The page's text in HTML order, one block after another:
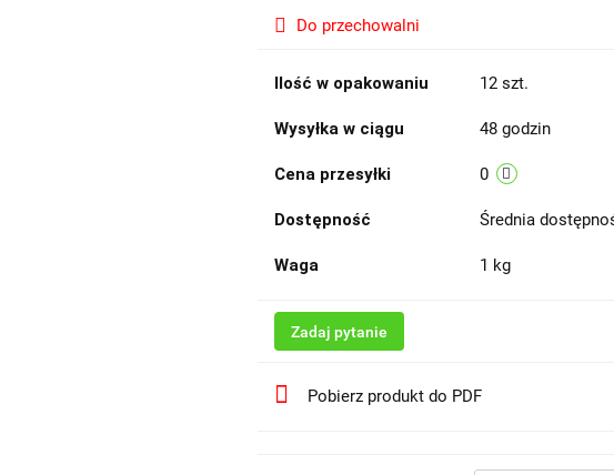
Do przechowalni
Ilość w opakowaniu 12 szt.
Wysyłka w ciągu 48 godzin
Cena przesyłki 0
Dostępność Średnia
Waga 1 kg
Zadaj pytanie
Pobierz produkt do PDF